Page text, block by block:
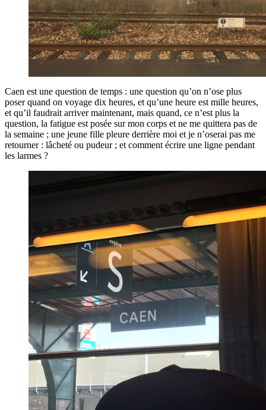
Caen est une question de temps : une question qu’on n’ose plus
poser quand on voyage dix heures, et qu’une heure est mille heures,
et qu’il faudrait arriver maintenant, mais quand, ce n’est plus la
question, la fatigue est posée sur mon corps et ne me quittera pas de
la semaine ; une jeune fille pleure derrière moi et je n’oserai pas me
retourner : lâcheté ou pudeur ; et comment écrire une ligne pendant
les larmes ?